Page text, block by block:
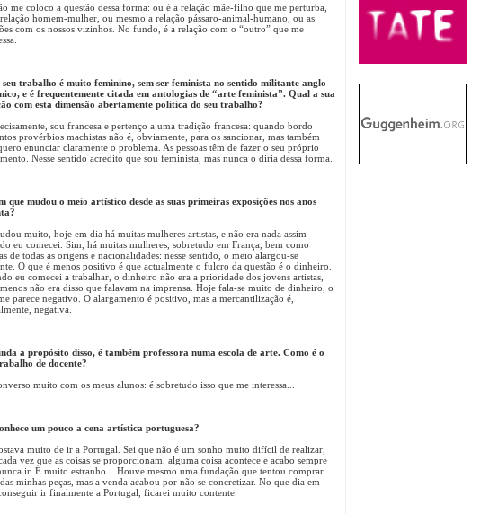
me coloco a questão dessa forma: ou é a relação mãe-filho que me perturba,
homem-mulher, ou mesmo a relação pássaro-animal-humano, ou as
com os nossos vizinhos. No fundo, é a relação com o “outro” que me
trabalho é muito feminino, sem ser feminista no sentido militante anglo-
e é frequentemente citada em antologias de “arte feminista”. Qual a sua
com esta dimensão abertamente politica do seu trabalho?
sou francesa e pertenço a uma tradição francesa: quando bordo
provérbios machistas não é, obviamente, para os sancionar, mas também
enunciar claramente o problema. As pessoas têm de fazer o seu próprio
Nesse sentido acredito que sou feminista, mas nunca o diria dessa forma.
que mudou o meio artístico desde as suas primeiras exposições nos anos
muito, hoje em dia há muitas mulheres artistas, e não era nada assim
eu comecei. Sim, há muitas mulheres, sobretudo em França, bem como
de todas as origens e nacionalidades: nesse sentido, o meio alargou-se
O que é menos positivo é que actualmente o fulcro da questão é o dinheiro.
eu comecei a trabalhar, o dinheiro não era a prioridade dos jovens artistas,
não era disso que falavam na imprensa. Hoje fala-se muito de dinheiro, o
parece negativo. O alargamento é positivo, mas a mercantilização é,
negativa.
a propósito disso, é também professora numa escola de arte. Como é o
de docente?
muito com os meus alunos: é sobretudo isso que me interessa...
um pouco a cena artística portuguesa?
muito de ir a Portugal. Sei que não é um sonho muito difícil de realizar,
vez que as coisas se proporcionam, alguma coisa acontece e acabo sempre
ir. É muito estranho... Houve mesmo uma fundação que tentou comprar
minhas peças, mas a venda acabou por não se concretizar. No que dia em
ir finalmente a Portugal, ficarei muito contente.